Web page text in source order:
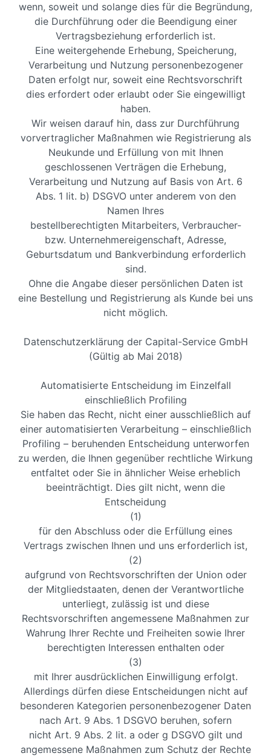
wenn, soweit und solange dies für die Begründung,
die Durchführung oder die Beendigung einer
Vertragsbeziehung erforderlich ist.
Eine weitergehende Erhebung, Speicherung,
Verarbeitung und Nutzung personenbezogener
Daten erfolgt nur, soweit eine Rechtsvorschrift
dies erfordert oder erlaubt oder Sie eingewilligt
haben.
Wir weisen darauf hin, dass zur Durchführung
vorvertraglicher Maßnahmen wie Registrierung als
Neukunde und Erfüllung von mit Ihnen
geschlossenen Verträgen die Erhebung,
Verarbeitung und Nutzung auf Basis von Art. 6
Abs. 1 lit. b) DSGVO unter anderem von den
Namen Ihres
bestellberechtigten Mitarbeiters, Verbraucher-
bzw. Unternehmereigenschaft, Adresse,
Geburtsdatum und Bankverbindung erforderlich
sind.
Ohne die Angabe dieser persönlichen Daten ist
eine Bestellung und Registrierung als Kunde bei uns
nicht möglich.
Datenschutzerklärung der Capital-Service GmbH
(Gültig ab Mai 2018)
Automatisierte Entscheidung im Einzelfall
einschließlich Profiling
Sie haben das Recht, nicht einer ausschließlich auf
einer automatisierten Verarbeitung – einschließlich
Profiling – beruhenden Entscheidung unterworfen
zu werden, die Ihnen gegenüber rechtliche Wirkung
entfaltet oder Sie in ähnlicher Weise erheblich
beeinträchtigt. Dies gilt nicht, wenn die
Entscheidung
(1)
für den Abschluss oder die Erfüllung eines
Vertrags zwischen Ihnen und uns erforderlich ist,
(2)
aufgrund von Rechtsvorschriften der Union oder
der Mitgliedstaaten, denen der Verantwortliche
unterliegt, zulässig ist und diese
Rechtsvorschriften angemessene Maßnahmen zur
Wahrung Ihrer Rechte und Freiheiten sowie Ihrer
berechtigten Interessen enthalten oder
(3)
mit Ihrer ausdrücklichen Einwilligung erfolgt.
Allerdings dürfen diese Entscheidungen nicht auf
besonderen Kategorien personenbezogener Daten
nach Art. 9 Abs. 1 DSGVO beruhen, sofern
nicht Art. 9 Abs. 2 lit. a oder g DSGVO gilt und
angemessene Maßnahmen zum Schutz der Rechte